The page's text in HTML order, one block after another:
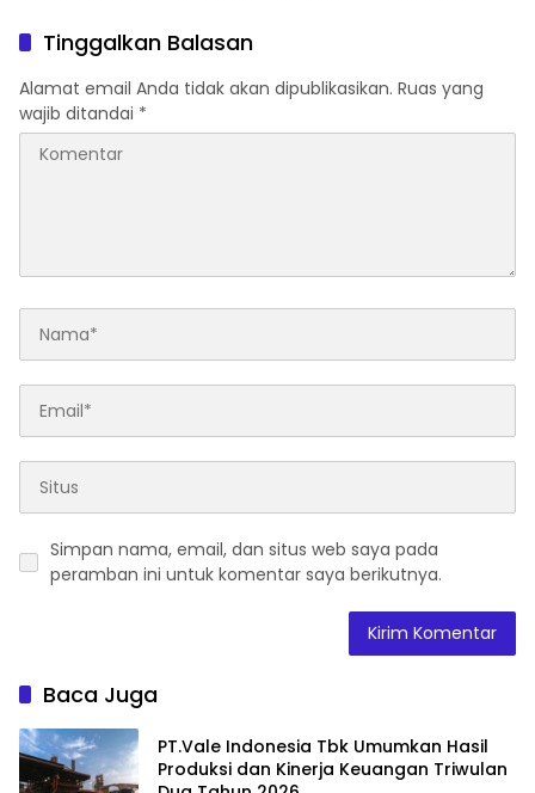
Tinggalkan Balasan
Alamat email Anda tidak akan dipublikasikan. Ruas yang
wajib ditandai *
Simpan nama, email, dan situs web saya pada
peramban ini untuk komentar saya berikutnya.
Baca Juga
PT.Vale Indonesia Tbk Umumkan Hasil
Produksi dan Kinerja Keuangan Triwulan